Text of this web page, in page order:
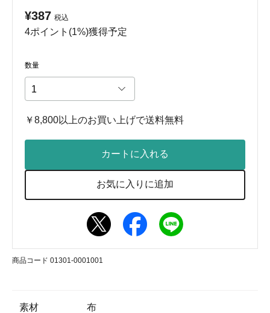
¥387 税込
4ポイント(1%)獲得予定
数量
￥8,800以上のお買い上げで送料無料
カートに入れる
お気に入りに追加
商品コード 01301-0001001
素材 布